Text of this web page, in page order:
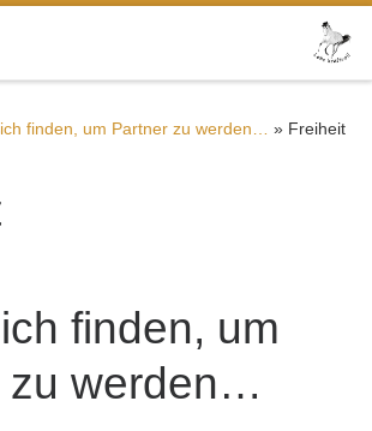
finden, um Partner zu werden… » Freiheit
finden, um
zu werden…